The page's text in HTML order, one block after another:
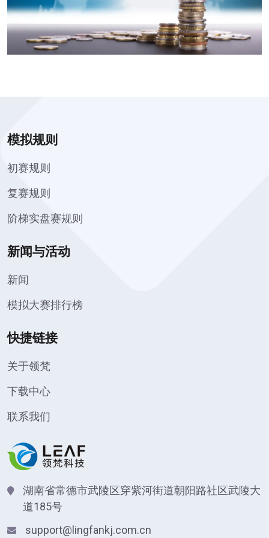
模拟规则
初赛规则
复赛规则
阶梯实盘赛规则
新闻与活动
新闻
模拟大赛排行榜
快捷链接
关于领梵
下载中心
联系我们
湖南省常德市武陵区穿紫河街道朝阳路社区武陵大
道185号
support@lingfankj.com.cn